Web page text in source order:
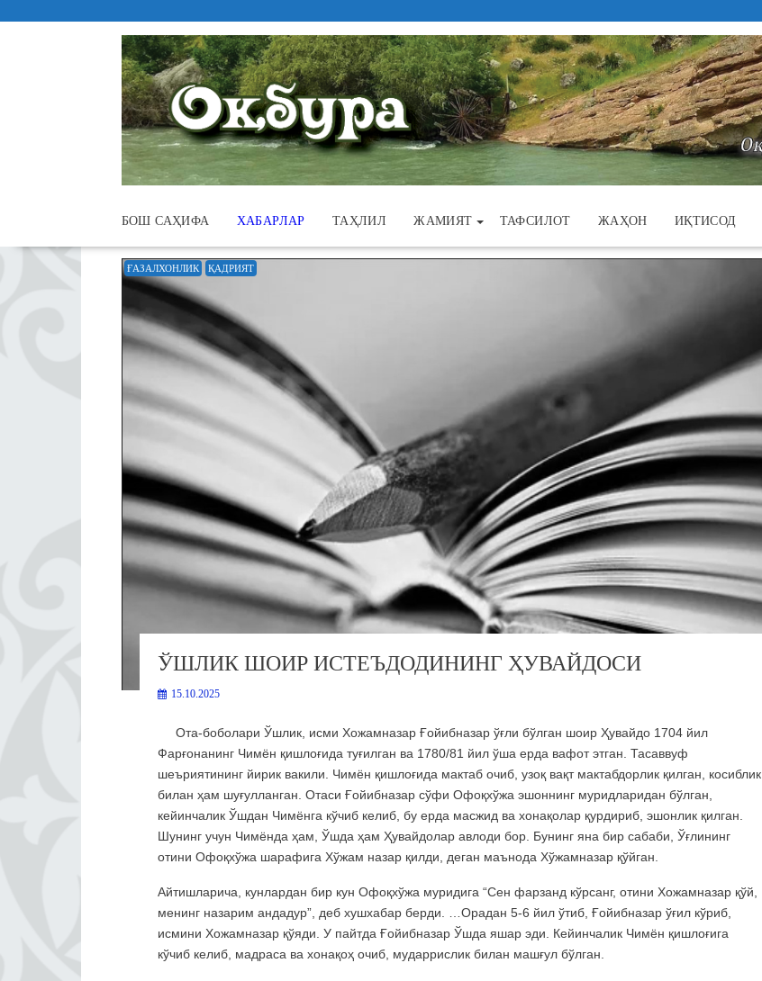
БОШ САҲИФА ХАБАРЛАР ТАҲЛИЛ ЖАМИЯТ ТАФСИЛОТ ЖАҲОН ИҚТИСОД
ҒАЗАЛХОНЛИК ҚАДРИЯТ
ЎШЛИК ШОИР ИСТЕЪДОДИНИНГ ҲУВАЙДОСИ
15.10.2025
Ота-боболари Ўшлик, исми Хожамназар Ғойибназар ўғли бўлган шоир Ҳувайдо 1704 йил
Фарғонанинг Чимён қишлоғида туғилган ва 1780/81 йил ўша ерда вафот этган. Тасаввуф
шеъриятининг йирик вакили. Чимён қишлоғида мактаб очиб, узоқ вақт мактабдорлик қилган, косиблик
билан ҳам шуғулланган. Отаси Ғойибназар сўфи Офоқхўжа эшоннинг муридларидан бўлган,
кейинчалик Ўшдан Чимёнга кўчиб келиб, бу ерда масжид ва хонақолар қурдириб, эшонлик қилган.
Шунинг учун Чимёнда ҳам, Ўшда ҳам Ҳувайдолар авлоди бор. Бунинг яна бир сабаби, Ўғлининг
отини Офоқхўжа шарафига Хўжам назар қилди, деган маънода Хўжамназар қўйган.
Айтишларича, кунлардан бир кун Офоқхўжа муридига “Сен фарзанд кўрсанг, отини Хожамназар қўй,
менинг назарим андадур”, деб хушхабар берди. …Орадан 5-6 йил ўтиб, Ғойибназар ўғил кўриб,
исмини Хожамназар қўяди. У пайтда Ғойибназар Ўшда яшар эди. Кейинчалик Чимён қишлоғига
кўчиб келиб, мадраса ва хонақоҳ очиб, мударрислик билан машғул бўлган.